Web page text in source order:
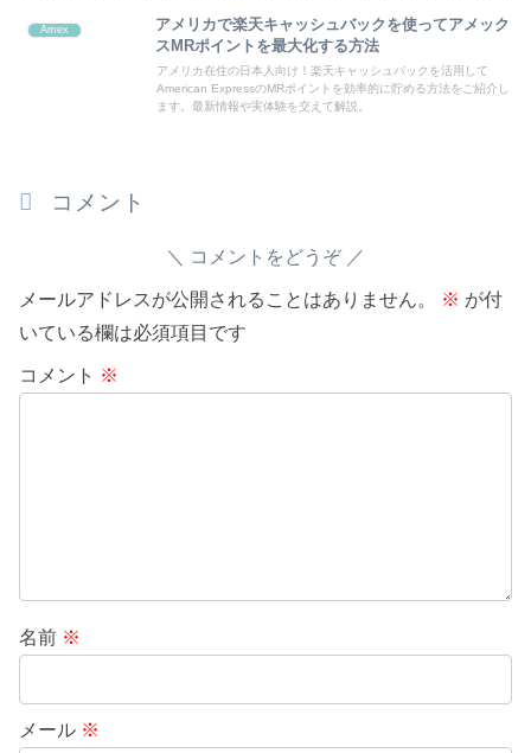
Amex
アメリカで楽天キャッシュバックを使ってアメック
スMRポイントを最大化する方法
アメリカ在住の日本人向け！楽天キャッシュバックを活用して
American ExpressのMRポイントを効率的に貯める方法をご紹介し
ます。最新情報や実体験を交えて解説。
コメント
コメントをどうぞ
メールアドレスが公開されることはありません。 ※ が付
いている欄は必須項目です
コメント ※
名前 ※
メール ※